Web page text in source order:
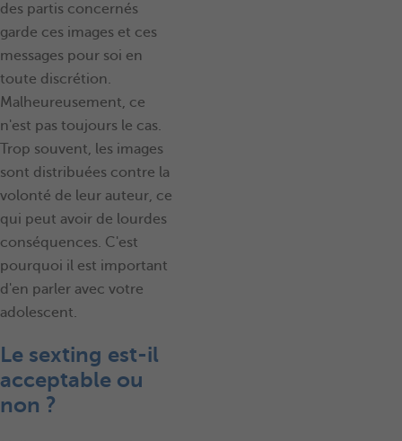
des partis concernés
garde ces images et ces
messages pour soi en
toute discrétion.
Malheureusement, ce
n'est pas toujours le cas.
Trop souvent, les images
sont distribuées contre la
volonté de leur auteur, ce
qui peut avoir de lourdes
conséquences. C'est
pourquoi il est important
d'en parler avec votre
adolescent.
Le sexting est-il
acceptable ou
non ?